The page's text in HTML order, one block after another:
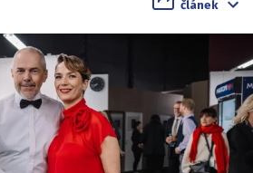
článek